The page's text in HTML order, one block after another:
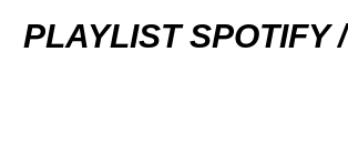
PLAYLIST SPOTIFY /